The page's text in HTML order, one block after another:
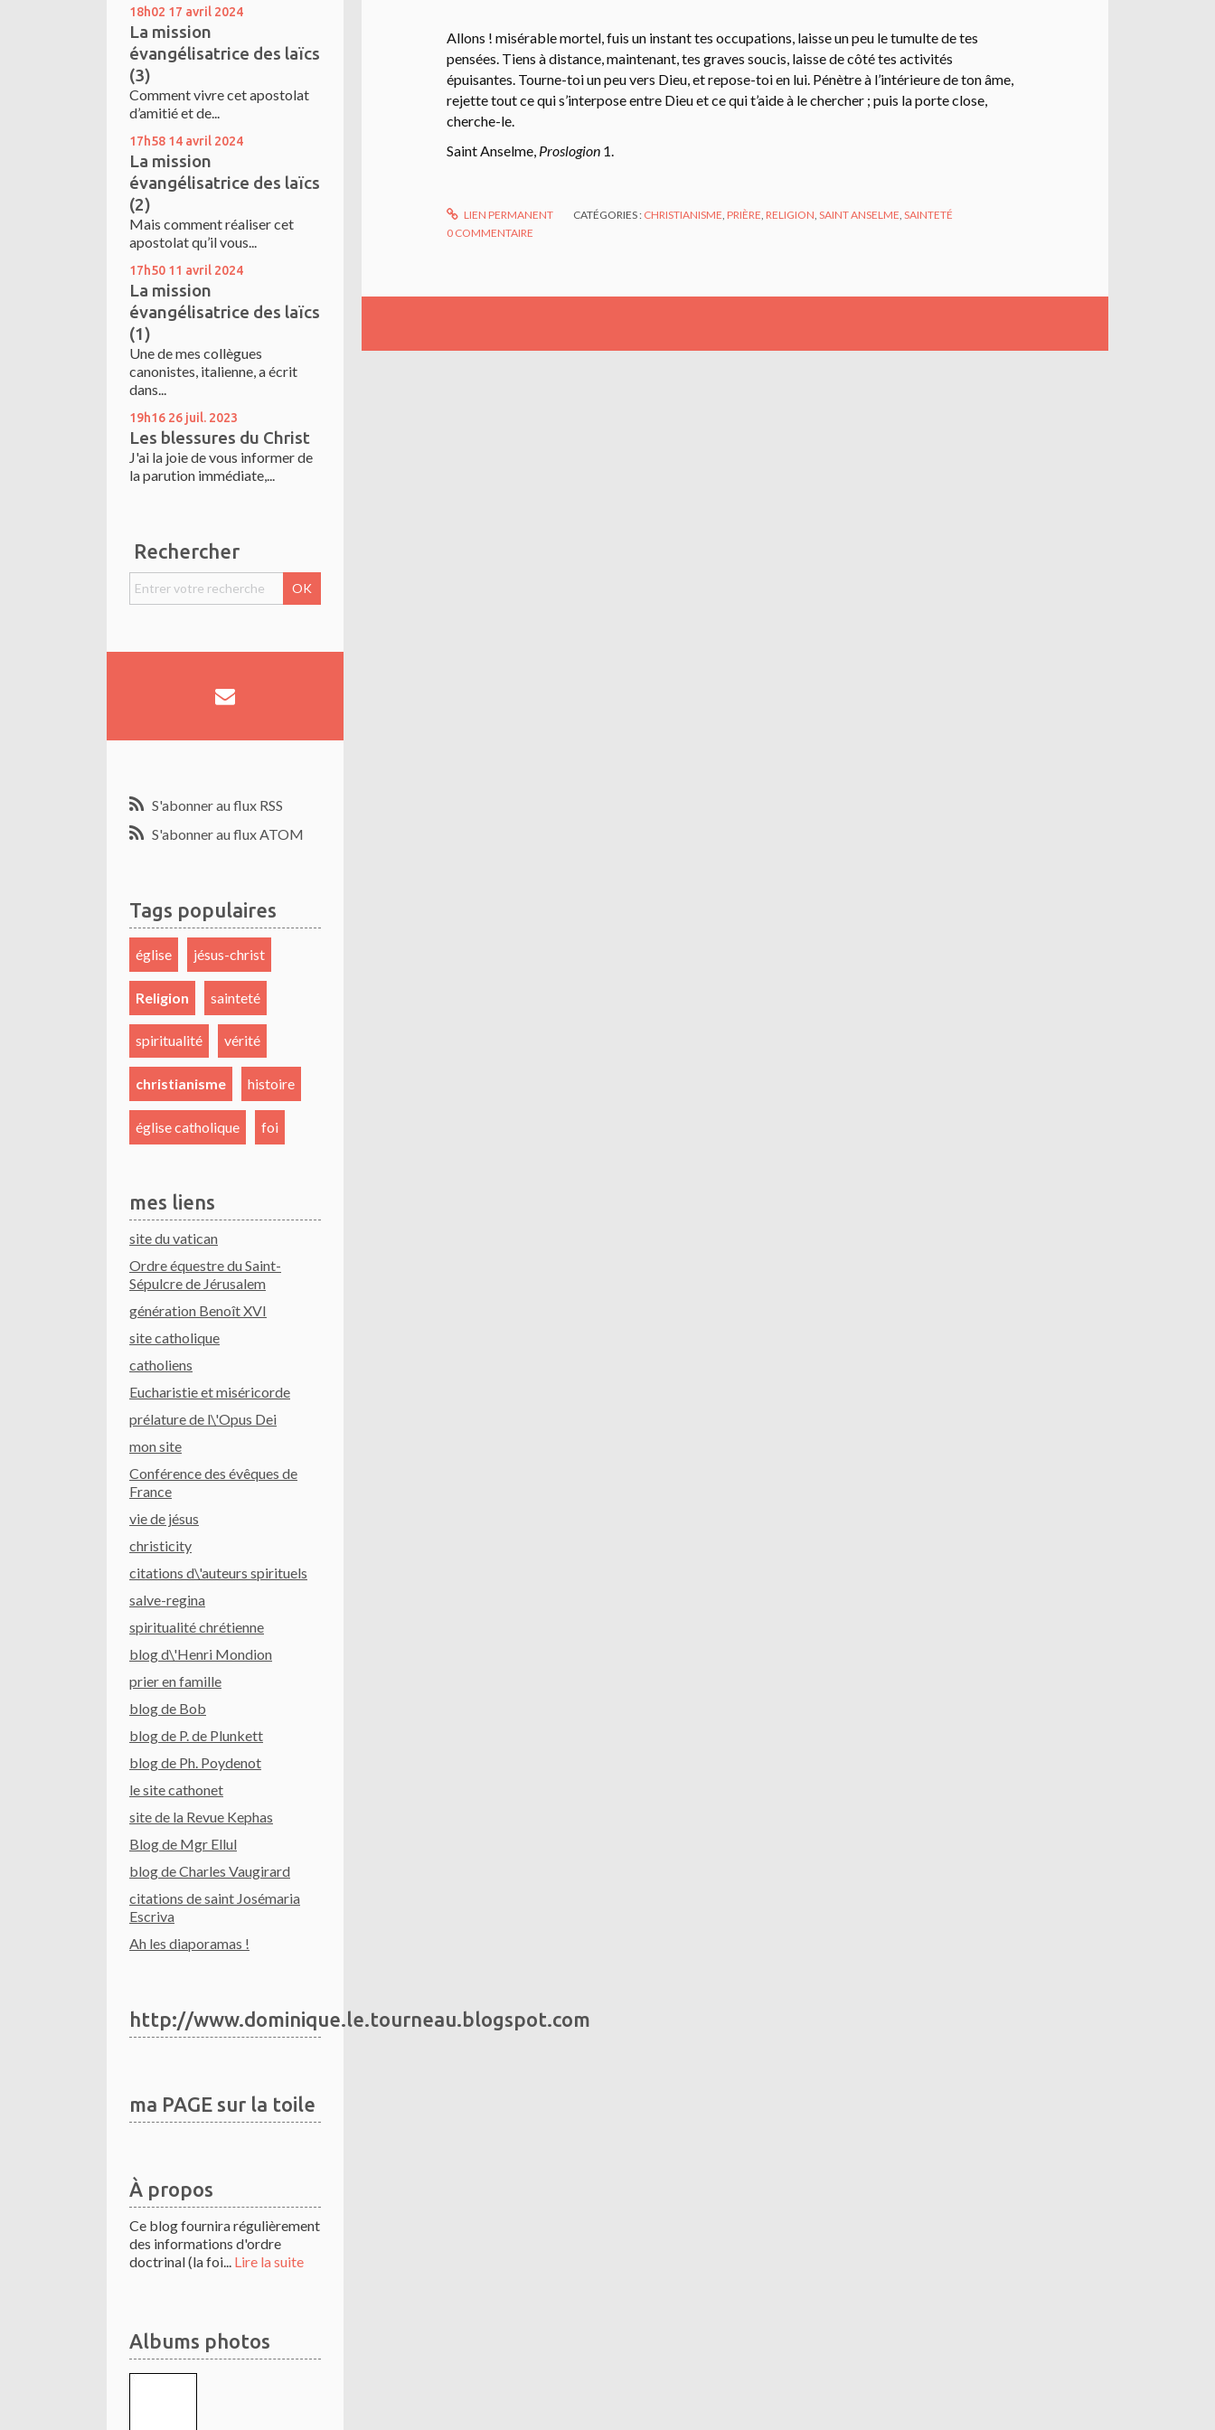
18h02 17 avril 2024
La mission
évangélisatrice des laïcs
(3)
Comment vivre cet apostolat
d’amitié et de...
17h58 14 avril 2024
La mission
évangélisatrice des laïcs
(2)
Mais comment réaliser cet
apostolat qu’il vous...
17h50 11 avril 2024
La mission
évangélisatrice des laïcs
(1)
Une de mes collègues
canonistes, italienne, a écrit
dans...
19h16 26 juil. 2023
Les blessures du Christ
J'ai la joie de vous informer de
la parution immédiate,...
Rechercher
S'abonner au flux RSS
S'abonner au flux ATOM
Tags populaires
église jésus-christ
Religion sainteté
spiritualité vérité
christianisme histoire
église catholique foi
mes liens
site du vatican
Ordre équestre du Saint-
Sépulcre de Jérusalem
génération Benoît XVI
site catholique
catholiens
Eucharistie et miséricorde
prélature de l\'Opus Dei
mon site
Conférence des évêques de
France
vie de jésus
christicity
citations d\'auteurs spirituels
salve-regina
spiritualité chrétienne
blog d\'Henri Mondion
prier en famille
blog de Bob
blog de P. de Plunkett
blog de Ph. Poydenot
le site cathonet
site de la Revue Kephas
Blog de Mgr Ellul
blog de Charles Vaugirard
citations de saint Josémaria
Escriva
Ah les diaporamas !
http://www.dominique.le.tourneau.blogspot.com
ma PAGE sur la toile
À propos
Ce blog fournira régulièrement
des informations d'ordre
doctrinal (la foi...
Lire la suite
Albums photos
Allons ! misérable mortel, fuis un instant tes occupations, laisse un peu le tumulte de tes
pensées. Tiens à distance, maintenant, tes graves soucis, laisse de côté tes activités
épuisantes. Tourne-toi un peu vers Dieu, et repose-toi en lui. Pénètre à l’intérieure de ton âme,
rejette tout ce qui s’interpose entre Dieu et ce qui t’aide à le chercher ; puis la porte close,
cherche-le.
Saint Anselme, Proslogion 1.
LIEN PERMANENT CATÉGORIES : CHRISTIANISME ,PRIÈRE ,RELIGION ,SAINT ANSELME ,SAINTETÉ
0 COMMENTAIRE